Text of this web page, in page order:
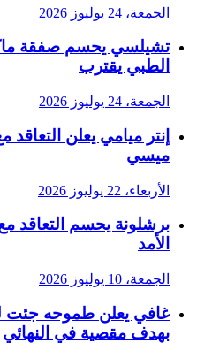
الجمعة، 24 يوليوز 2026
تشيلسي يحسم صفقة
الطبي يقترب
الجمعة، 24 يوليوز 2026
إنتر ميامي يعلن التعاقد
ميسي
الأربعاء، 22 يوليوز 2026
برشلونة يحسم التعاقد
الأمد
الجمعة، 10 يوليوز 2026
غافي يعلن طموحه جئت
بهدف مقصية في النهائي